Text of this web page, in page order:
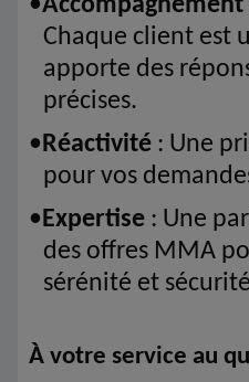
•
Chaque client est
apporte des
précises.
•Réactivité : Une
pour vos
•Expertise : Une
des offres MMA
sérénité et
À votre service au